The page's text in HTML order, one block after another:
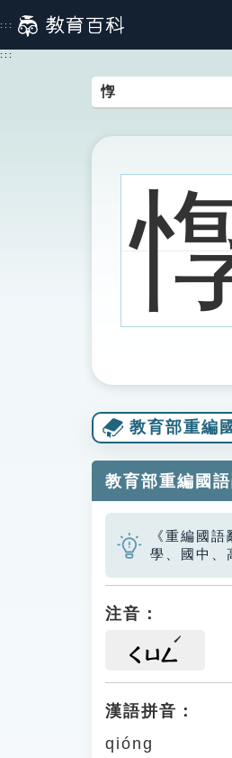
到
主
:::
:::
教育部重編
教育部重編國
《重編國
學、國中、
注音：
ㄑㄩㄥ
漢語拼音：
qióng